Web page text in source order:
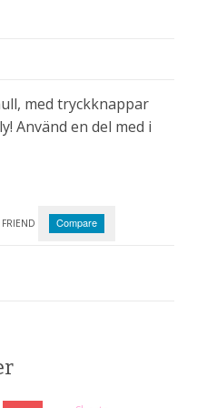
med tryckknappar
Använd en del med i
Compare